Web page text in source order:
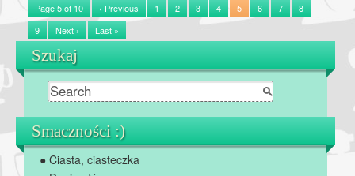
Page 5 of 10 ‹ Previous 1 2 3 4 5 6 7
8
9
Next › Last »
Szukaj
Smaczności :)
● Ciasta, ciasteczka